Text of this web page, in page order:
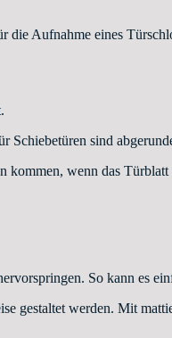
die Aufnahme eines
Schiebetüren sind
wenn das Türblatt
So kann es
gestaltet werden. Mit